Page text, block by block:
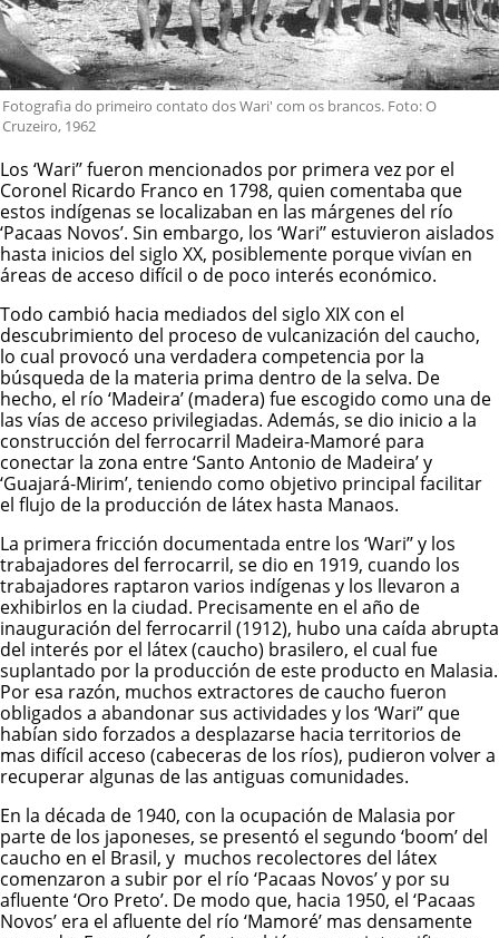
Fotografia do primeiro contato dos Wari' com os brancos. Foto: O
Cruzeiro, 1962
Los ‘Wari’’ fueron mencionados por primera vez por el
Coronel Ricardo Franco en 1798, quien comentaba que
estos indígenas se localizaban en las márgenes del río
‘Pacaas Novos’. Sin embargo, los ‘Wari’’ estuvieron aislados
hasta inicios del siglo XX, posiblemente porque vivían en
áreas de acceso difícil o de poco interés económico.
Todo cambió hacia mediados del siglo XIX con el
descubrimiento del proceso de vulcanización del caucho,
lo cual provocó una verdadera competencia por la
búsqueda de la materia prima dentro de la selva. De
hecho, el río ‘Madeira’ (madera) fue escogido como una de
las vías de acceso privilegiadas. Además, se dio inicio a la
construcción del ferrocarril Madeira-Mamoré para
conectar la zona entre ‘Santo Antonio de Madeira’ y
‘Guajará-Mirim’, teniendo como objetivo principal facilitar
el flujo de la producción de látex hasta Manaos.
La primera fricción documentada entre los ‘Wari’’ y los
trabajadores del ferrocarril, se dio en 1919, cuando los
trabajadores raptaron varios indígenas y los llevaron a
exhibirlos en la ciudad. Precisamente en el año de
inauguración del ferrocarril (1912), hubo una caída abrupta
del interés por el látex (caucho) brasilero, el cual fue
suplantado por la producción de este producto en Malasia.
Por esa razón, muchos extractores de caucho fueron
obligados a abandonar sus actividades y los ‘Wari’’ que
habían sido forzados a desplazarse hacia territorios de
mas difícil acceso (cabeceras de los ríos), pudieron volver a
recuperar algunas de las antiguas comunidades.
En la década de 1940, con la ocupación de Malasia por
parte de los japoneses, se presentó el segundo ‘boom’ del
caucho en el Brasil, y muchos recolectores del látex
comenzaron a subir por el río ‘Pacaas Novos’ y por su
afluente ‘Oro Preto’. De modo que, hacia 1950, el ‘Pacaas
Novos’ era el afluente del río ‘Mamoré’ mas densamente